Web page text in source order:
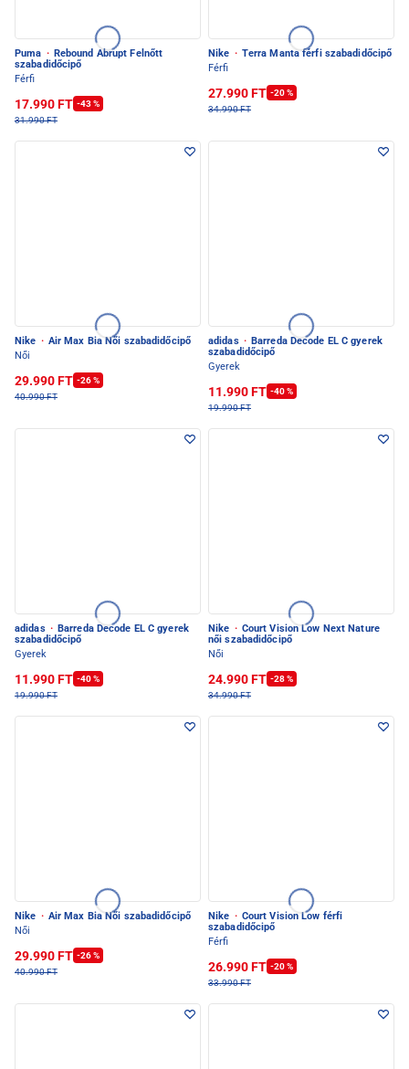
Puma · Rebound Abrupt Felnőtt
szabadidőcipő
Férfi
17.990 FT -43 %
31.990 FT
Nike · Terra Manta férfi szabadidőcipő
Férfi
27.990 FT -20 %
34.990 FT
Nike · Air Max Bia Női szabadidőcipő
Női
29.990 FT -26 %
40.990 FT
adidas · Barreda Decode EL C gyerek
szabadidőcipő
Gyerek
11.990 FT -40 %
19.990 FT
adidas · Barreda Decode EL C gyerek
szabadidőcipő
Gyerek
11.990 FT -40 %
19.990 FT
Nike · Court Vision Low Next Nature
női szabadidőcipő
Női
24.990 FT -28 %
34.990 FT
Nike · Air Max Bia Női szabadidőcipő
Női
29.990 FT -26 %
40.990 FT
Nike · Court Vision Low férfi
szabadidőcipő
Férfi
26.990 FT -20 %
33.990 FT